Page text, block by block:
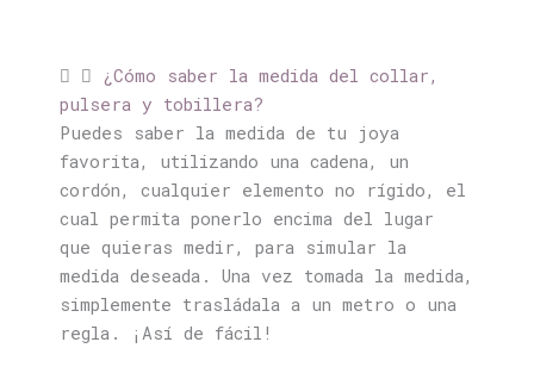
¿Cómo saber la medida del collar,
pulsera y tobillera?
Puedes saber la medida de tu joya
favorita, utilizando una cadena, un
cordón, cualquier elemento no rígido, el
cual permita ponerlo encima del lugar
que quieras medir, para simular la
medida deseada. Una vez tomada la medida,
simplemente trasládala a un metro o una
regla. ¡Así de fácil!